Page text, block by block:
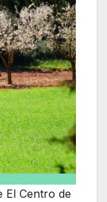
El Centro de